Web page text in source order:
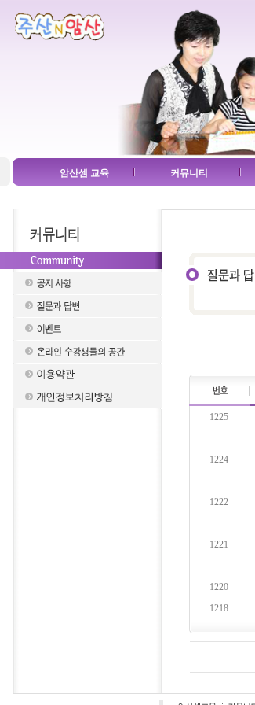
암산셈 교육 커뮤니티
1225
1224
1222
1221
1220
1218